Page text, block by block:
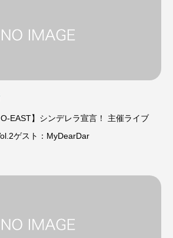
O-EAST】シンデレラ宣言！ 主催ライブ
ゲスト：MyDearDar